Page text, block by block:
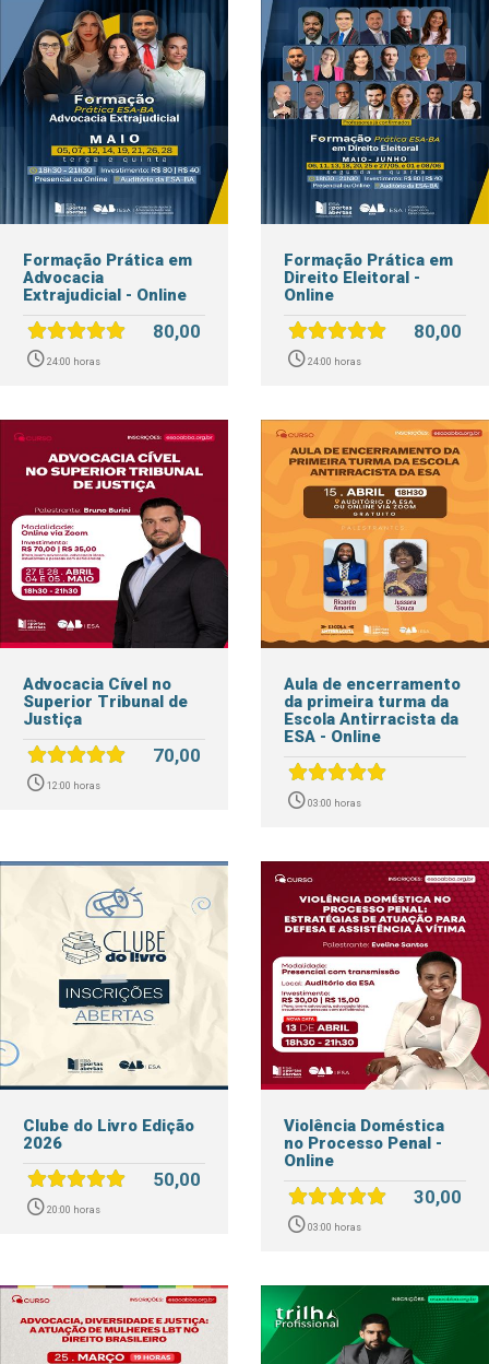
Formação Prática em
Advocacia
Extrajudicial - Online
24:00 horas
80,00
Formação Prática em
Direito Eleitoral -
Online
24:00 horas
80,00
Advocacia Cível no
Superior Tribunal de
Justiça
12:00 horas
70,00
Aula de encerramento
da primeira turma da
Escola Antirracista da
ESA - Online
03:00 horas
Clube do Livro Edição
2026
20:00 horas
50,00
Violência Doméstica
no Processo Penal -
Online
03:00 horas
30,00